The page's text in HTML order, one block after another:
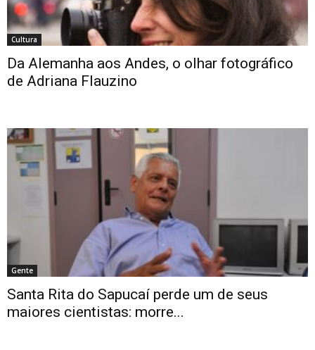
Cultura
Da Alemanha aos Andes, o olhar fotográfico
de Adriana Flauzino
Gente
Santa Rita do Sapucaí perde um de seus
maiores cientistas: morre...